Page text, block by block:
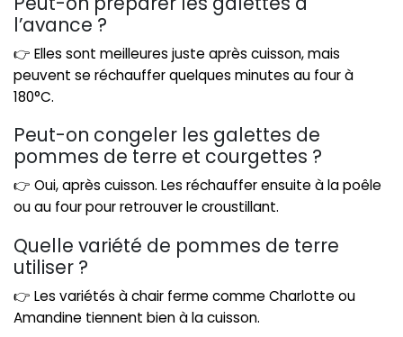
l’avance ?
👉 Elles sont meilleures juste après cuisson, mais
peuvent se réchauffer quelques minutes au four à
180°C.
Peut-on congeler les galettes de
pommes de terre et courgettes ?
👉 Oui, après cuisson. Les réchauffer ensuite à la poêle
ou au four pour retrouver le croustillant.
Quelle variété de pommes de terre
utiliser ?
👉 Les variétés à chair ferme comme Charlotte ou
Amandine tiennent bien à la cuisson.